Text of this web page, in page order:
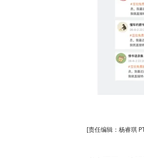
[责任编辑：杨睿琪